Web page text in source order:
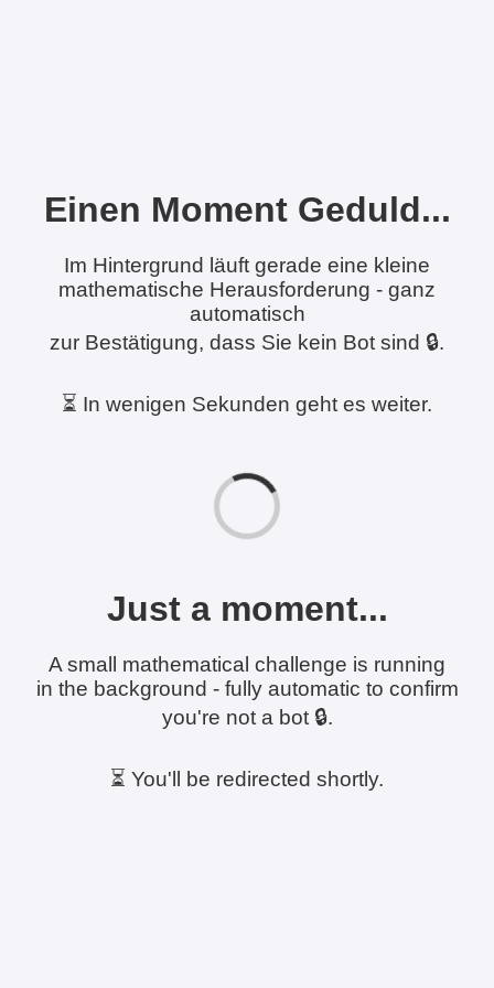
Einen Moment Geduld...
Im Hintergrund läuft gerade eine kleine
mathematische Herausforderung - ganz
automatisch
zur Bestätigung, dass Sie kein Bot sind 🔒.
⏳ In wenigen Sekunden geht es weiter.
Just a moment...
A small mathematical challenge is running
in the background - fully automatic to confirm
you're not a bot 🔒.
⏳ You'll be redirected shortly.